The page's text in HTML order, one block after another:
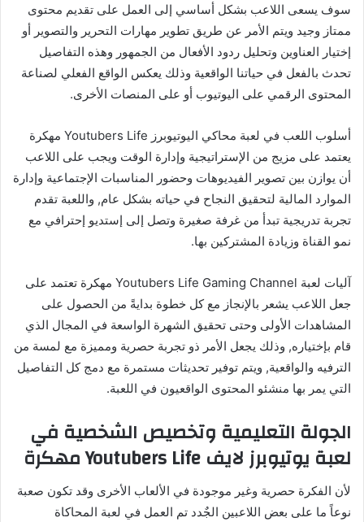
سوف يسعى اللاعب بشكل أساسي إلى العمل على تقديم محتوى
ممتاز وجيد ويتم الأمر عن طريق تطوير مهارات التحرير والتصوير أو
إختيار العناوين وتحليل ردود الأفعال من الجمهور وهذه التفاصيل
تحدث بالفعل في حياتنا الواقعية وذلك يعكس الواقع الفعلي لصناعة
المحتوى الرقمي على اليوتيوب أو على المنصات الأخرى.
أسلوب اللعب في لعبة محاكي اليوتيوبرز Youtubers Life مهكرة
يعتمد على مزيج من الإستراتيجية وإدارة الوقت ويجب على اللاعب
أن يوازن بين تصوير الفيديوهات وحضور المناسبات الإجتماعية وإدارة
الموارد المالية لتحقيق النجاح في حياته بشكل عام, واللعبة تقدم
تجربة تدريجية تبدأ من غرفة صغيرة وتصل إلى إستديو إحترافي مع
نمو القناة وزيادة المشتركين بها.
آليات لعبة Youtubers Life Gaming Channel مهكرة تعتمد على
جعل اللاعب يشعر بالإنجاز مع كل خطوة بدايةً من الحصول على
المشاهدات الأولى وحتى تحقيق الشهرة الواسعة في المجال الذي
قام بإختياره, وذلك يجعل الأمر ذو تجربة حصرية ومميزة مع لمسة من
الترفيه والواقعية, ويتم توفير تحديثات مستمرة مع دمج كل التفاصيل
التي يمر بها منشئو المحتوى الواقعيون في اللعبة.
الجولة التعليمية وتخصيص الشخصية في
لعبة يوتيوبرز لايف Youtubers Life مهكرة
لأن الفكرة حصرية وغير موجودة في الألعاب الأخرى وقد تكون صعبة
نوعاً ما على بعض اللاعبين الجٌدد تم العمل في لعبة المحاكاة